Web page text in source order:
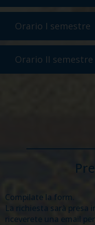
Orario I semestre
Orario II semestre
Compilate la form.
La richiesta sarà presa
riceverete una email